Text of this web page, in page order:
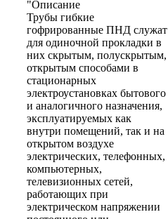
"Описание
Трубы гибкие
гофрированные ПНД служат
для одиночной прокладки в
них скрытым, полускрытым,
открытым способами в
стационарных
электроустановках бытового
и аналогичного назначения,
эксплуатируемых как
внутри помещений, так и на
открытом воздухе
электрических, телефонных,
компьютерных,
телевизионных сетей,
работающих при
электрическом напряжении